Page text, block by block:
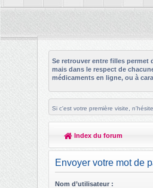
Se retrouver entre filles permet
mais dans le respect de
médicaments en ligne, ou à
Si c'est votre première visite,
Index du forum
Envoyer votre mot de
Nom d’utilisateur :